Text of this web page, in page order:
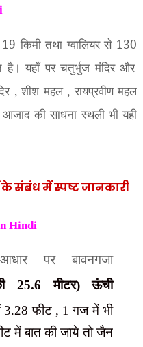
19 किमी तथा ग्वालियर से 130
है। यहाँ पर चतुर्भुज मंदिर और
,शीश महल , रायप्रवीण महल
की साधना स्थली भी यही
के संबंध में स्पष्ट जानकारी
Hindi
पर बावनगजा
25.6 मीटर) ऊंची
3.28 फीट , 1 गज में भी
में बात की जाये तो जैन